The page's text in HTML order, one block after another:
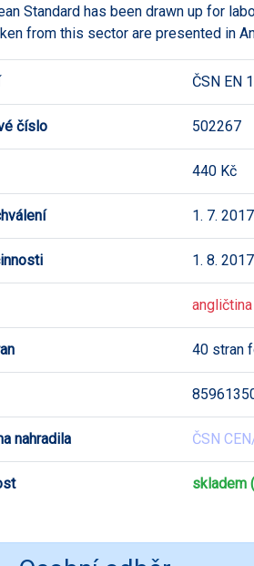
Standard has been drawn up for
from this sector are presented in
ČSN EN
číslo 502267
440 Kč
1. 7. 2017
1. 8. 2017
40 stran
nahradila ČSN
skladem